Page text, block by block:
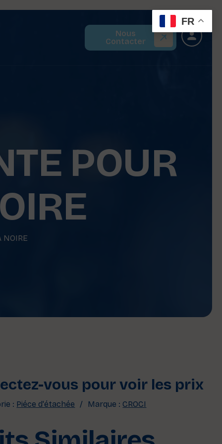
Nous
Contacter
POUR
NOIRE
vous pour voir les prix
: Piéce d'étachée Marque : CROCI
FR